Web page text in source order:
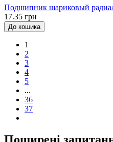
Подшипник шариковый
17.35 грн
До кошика
1
2
3
4
5
...
36
37
Поширені